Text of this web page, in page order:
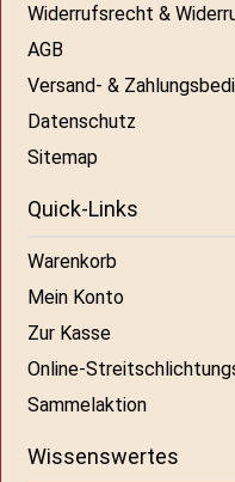
Widerrufsrecht &
AGB
Versand- &
Datenschutz
Sitemap
Quick-Links
Warenkorb
Mein Konto
Zur Kasse
Online-
Sammelaktion
Wissenswertes